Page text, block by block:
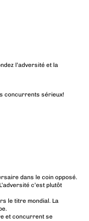
l’adversité et la
concurrents sérieux!
dans le coin opposé.
c’est plutôt
le titre mondial. La
et concurrent se